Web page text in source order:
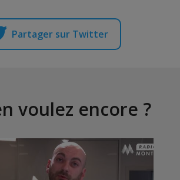
Partager sur Twitter
voulez encore ?